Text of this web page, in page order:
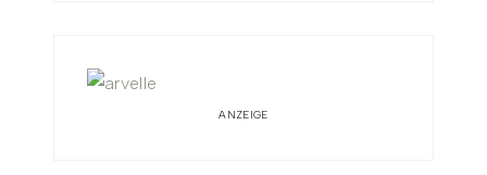
ANZEIGE